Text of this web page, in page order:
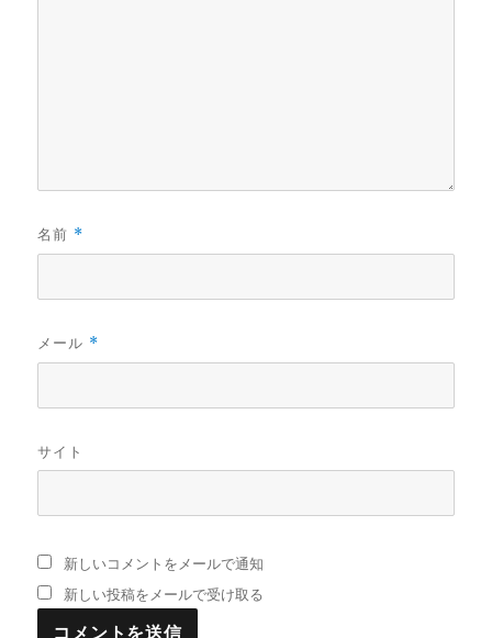
名前 *
メール *
サイト
新しいコメントをメールで通知
新しい投稿をメールで受け取る